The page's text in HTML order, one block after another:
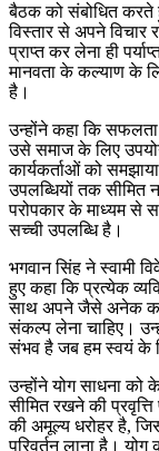
बैठक को संबोधित करते
विस्तार से अपने विचार
प्राप्त कर लेना ही
मानवता के कल्याण के
है।
उन्होंने कहा कि
उसे समाज के लिए
कार्यकर्ताओं को
उपलब्धियों तक सीमित
परोपकार के माध्यम से
सच्ची उपलब्धि है।
भगवान सिंह ने स्वामी
हुए कहा कि प्रत्येक
साथ अपने जैसे अनेक
संकल्प लेना चाहिए।
संभव है जब हम स्वयं के
उन्होंने योग साधना को
सीमित रखने की
की अमूल्य धरोहर है,
परिवर्तन लाना है। योग